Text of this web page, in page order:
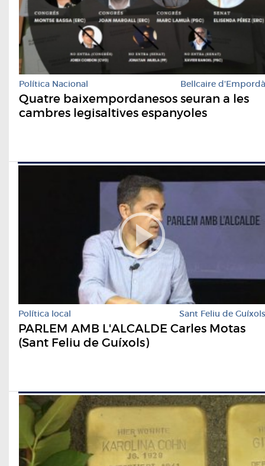
Política Nacional Bellcaire d'Empordà
Quatre baixempordanesos seuran a les
cambres legisaltives espanyoles
Política local Sant Feliu de Guíxols
PARLEM AMB L'ALCALDE Carles Motas
(Sant Feliu de Guíxols)